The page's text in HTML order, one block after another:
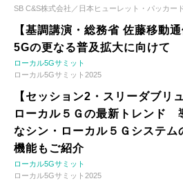
SB C&S株式会社／日本ヒューレット・パッカー
【基調講演・総務省 佐藤移動
5Gの更なる普及拡大に向けて
ローカル5Gサミット
ローカル5Gサミット2025
【セッション2・スリーダブリ
ローカル５Ｇの最新トレンド
なシン・ローカル５Ｇシステ
機能もご紹介
ローカル5Gサミット
ローカル5Gサミット2025